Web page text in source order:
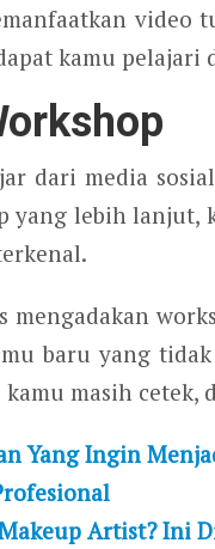
video
kamu
dari media
yang lebih
mengadakan
baru yang
masih
Yang Ingin
Artist? Ini